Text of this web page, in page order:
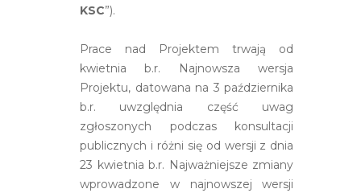
KSC”).
Prace nad Projektem trwają od
kwietnia b.r. Najnowsza wersja
Projektu, datowana na 3 października
b.r. uwzględnia część uwag
zgłoszonych podczas konsultacji
publicznych i różni się od wersji z dnia
23 kwietnia b.r. Najważniejsze zmiany
wprowadzone w najnowszej wersji